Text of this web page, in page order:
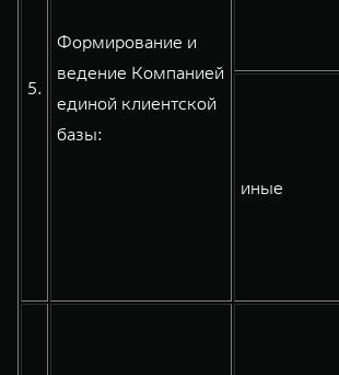
5.
Формирование и
ведение Компанией
единой клиентской
базы:
иные